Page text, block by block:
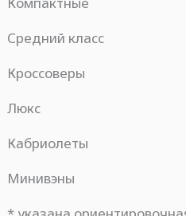
Средний класс
Кроссоверы
Люкс
Кабриолеты
Минивэны